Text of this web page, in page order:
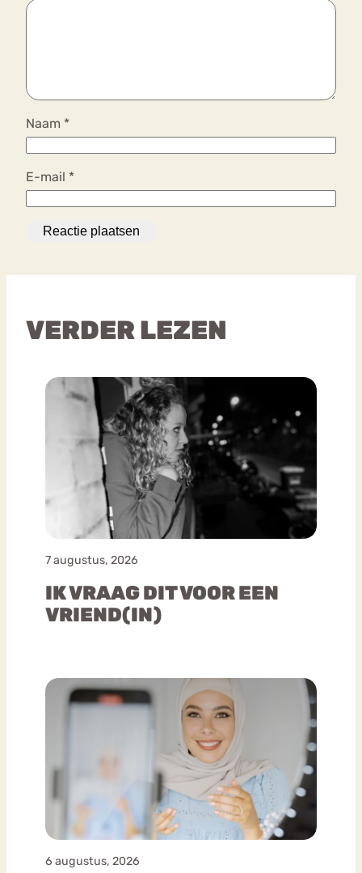
Naam *
E-mail *
VERDER LEZEN
7 augustus, 2026
IK VRAAG DIT VOOR EEN
VRIEND(IN)
6 augustus, 2026